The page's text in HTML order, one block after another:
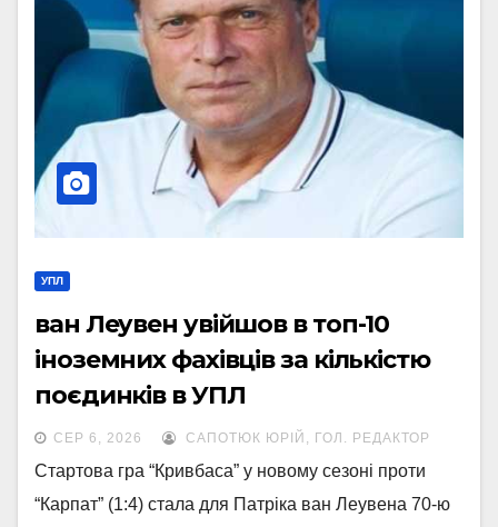
УПЛ
ван Леувен увійшов в топ-10
іноземних фахівців за кількістю
поєдинків в УПЛ
СЕР 6, 2026 САПОТЮК ЮРІЙ, ГОЛ. РЕДАКТОР
Стартова гра “Кривбаса” у новому сезоні проти
“Карпат” (1:4) стала для Патріка ван Леувена 70-ю